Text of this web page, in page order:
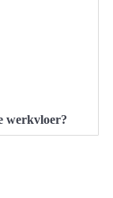
werkvloer?